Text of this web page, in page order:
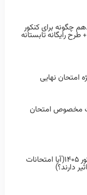
چگونه برای کنکور
رایگانه تابستانه
امتحان نهایی
مخصوص امتحان
تاثیر معدل در کنکور ۱۴۰۵(آیا امتحانات
دارند؟)